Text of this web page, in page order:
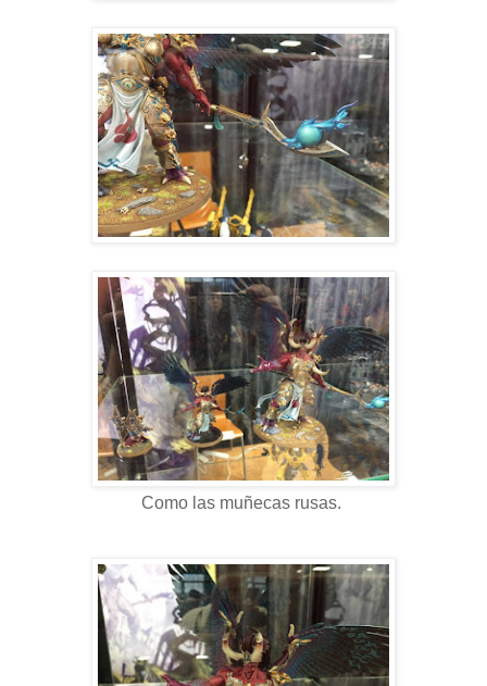
Como las muñecas rusas.